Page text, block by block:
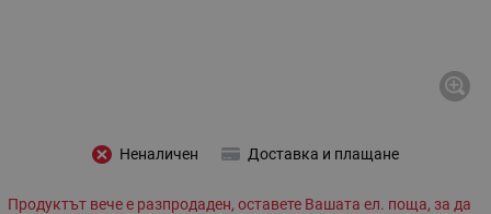
Неналичен Доставка и плащане
Продуктът вече е разпродаден, оставете Вашата ел. поща, за да